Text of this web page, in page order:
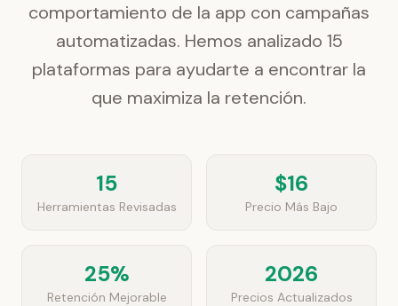
comportamiento de la app con campañas
automatizadas. Hemos analizado 15
plataformas para ayudarte a encontrar la
que maximiza la retención.
15
Herramientas Revisadas
$16
Precio Más Bajo
25%
Retención Mejorable
2026
Precios Actualizados